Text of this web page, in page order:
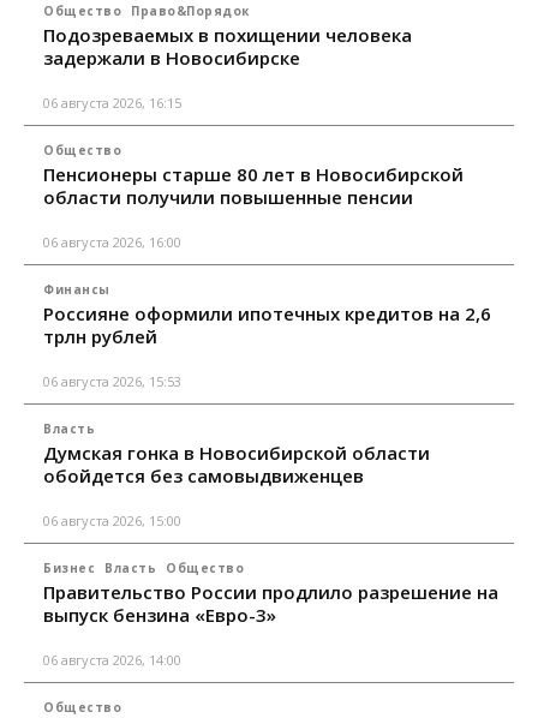
Общество Право&Порядок
Подозреваемых в похищении человека
задержали в Новосибирске
06 августа 2026, 16:15
Общество
Пенсионеры старше 80 лет в Новосибирской
области получили повышенные пенсии
06 августа 2026, 16:00
Финансы
Россияне оформили ипотечных кредитов на 2,6
трлн рублей
06 августа 2026, 15:53
Власть
Думская гонка в Новосибирской области
обойдется без самовыдвиженцев
06 августа 2026, 15:00
Бизнес Власть Общество
Правительство России продлило разрешение на
выпуск бензина «Евро-3»
06 августа 2026, 14:00
Общество